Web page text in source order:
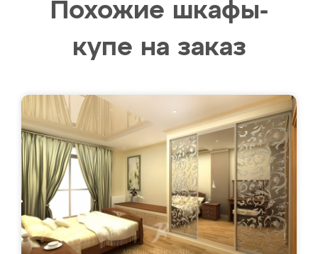
Похожие шкафы-
купе на заказ